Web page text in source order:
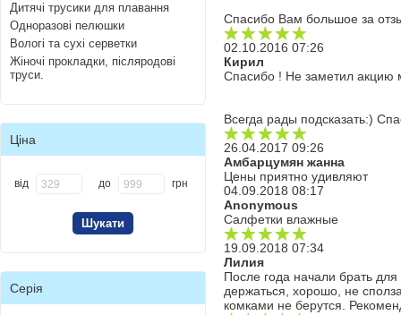
Дитячі трусики для плавання
Одноразові пелюшки
Вологі та сухі серветки
Жіночі прокладки, післяродові
труси.
Ціна
від до грн
Серія
Спасибо Вам большое за
02.10.2016 07:26
Кирил
Спасибо ! Не заметил акцию
Всегда рады подсказать:)
26.04.2017 09:26
Амбарцумян жанна
Цены приятно удивляют
04.09.2018 08:17
Anonymous
Салфетки влажные
19.09.2018 07:34
Лилия
После года начали брать
держаться, хорошо, не
комками не берутся.